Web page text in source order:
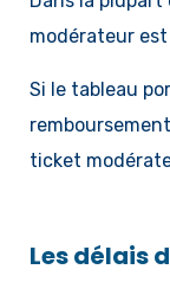
modérateur est
Si le tableau
ticket
Les délais